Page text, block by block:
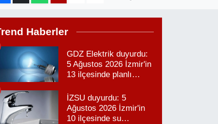
Haberler
GDZ Elektrik duyurdu:
5 Ağustos 2026 İzmir'in
13 ilçesinde planlı
İZSU duyurdu: 5
Ağustos 2026 İzmir'in
10 ilçesinde su